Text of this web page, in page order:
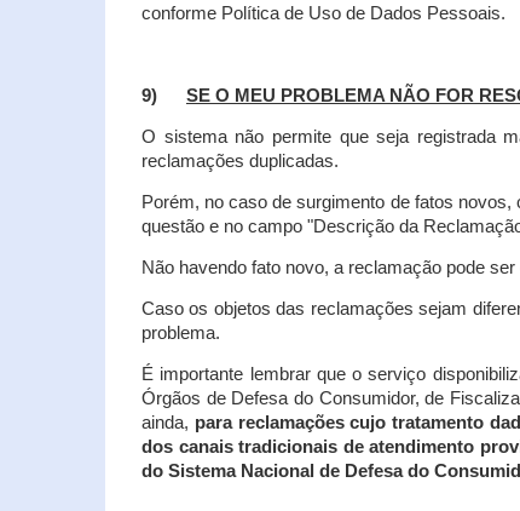
conforme Política de Uso de Dados Pessoais.
9) SE O MEU PROBLEMA NÃO FOR
O sistema não permite que seja registrada
reclamações duplicadas.
Porém, no caso de surgimento de fatos
questão e no campo "Descrição da
Não havendo fato novo, a reclamação pode
Caso os objetos das reclamações sejam
problema.
É importante lembrar que o serviço
Órgãos de Defesa do Consumidor, de
ainda, para reclamações cujo tratamento
dos canais tradicionais de atendimento
do Sistema Nacional de Defesa do